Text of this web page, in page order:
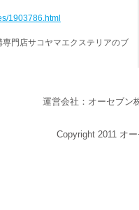
1903786.html
門店サコヤマエクステリアのブ
運営会社：オーセブン
Copyright 2011 オ